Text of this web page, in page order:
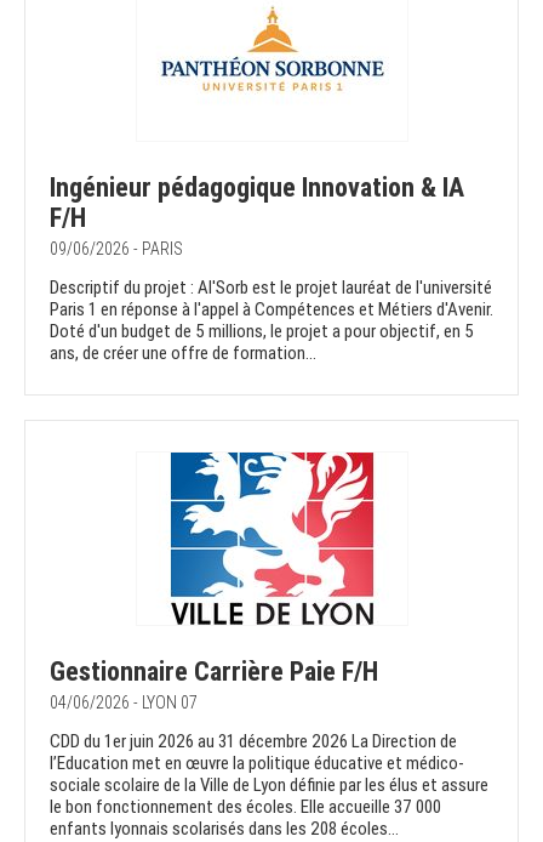
Ingénieur pédagogique Innovation & IA
F/H
09/06/2026 - PARIS
Descriptif du projet : AI'Sorb est le projet lauréat de l'université
Paris 1 en réponse à l'appel à Compétences et Métiers d'Avenir.
Doté d'un budget de 5 millions, le projet a pour objectif, en 5
ans, de créer une offre de formation...
Gestionnaire Carrière Paie F/H
04/06/2026 - LYON 07
CDD du 1er juin 2026 au 31 décembre 2026 La Direction de
l’Education met en œuvre la politique éducative et médico-
sociale scolaire de la Ville de Lyon définie par les élus et assure
le bon fonctionnement des écoles. Elle accueille 37 000
enfants lyonnais scolarisés dans les 208 écoles...